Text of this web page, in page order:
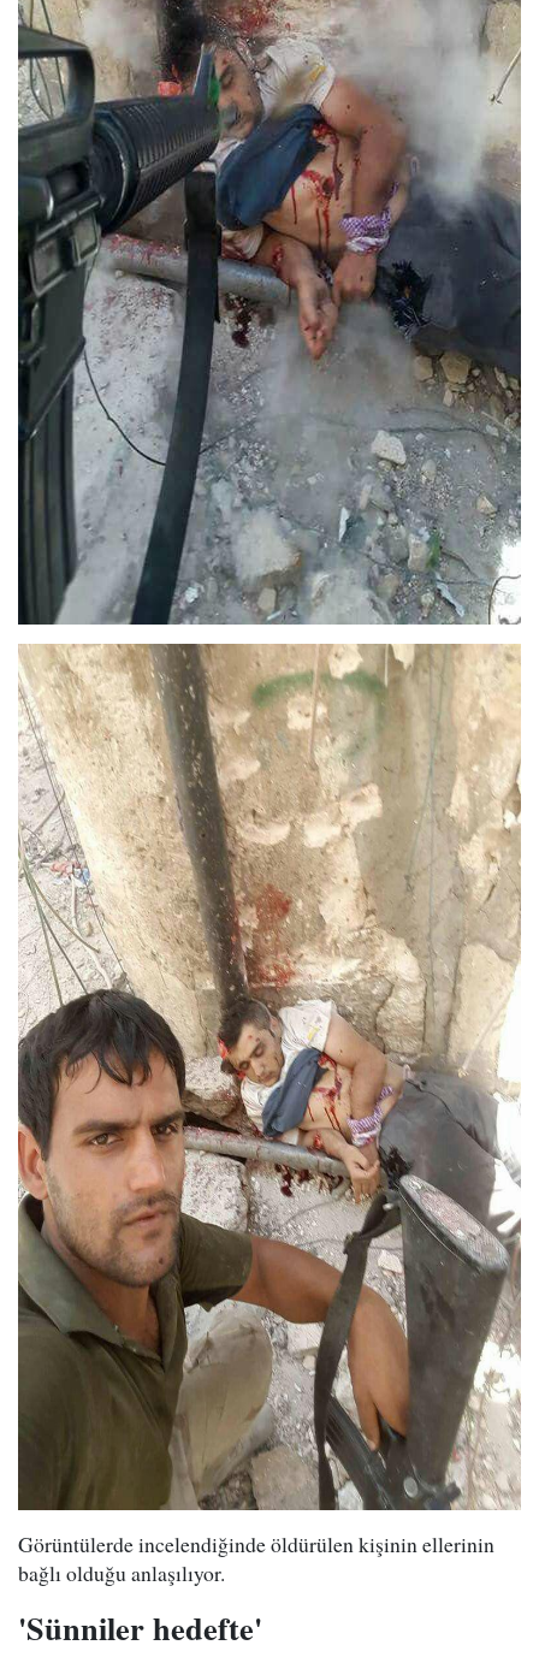
Görüntülerde incelendiğinde öldürülen kişinin ellerinin
bağlı olduğu anlaşılıyor.
'Sünniler hedefte'